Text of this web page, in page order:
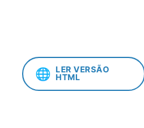
🌐 LER VERSÃO
HTML